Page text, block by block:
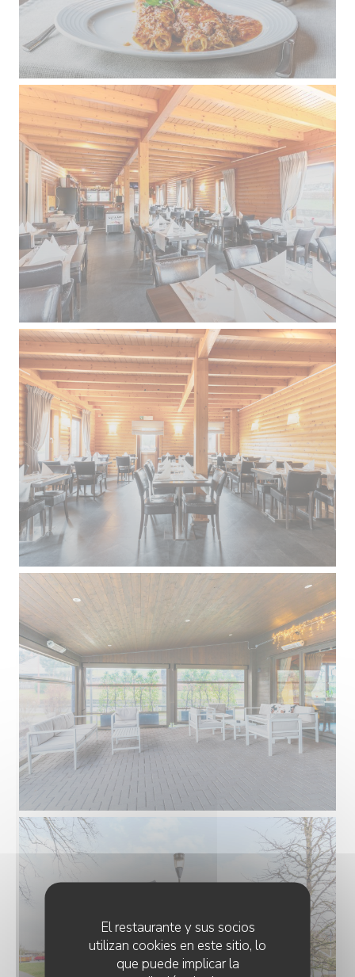
El restaurante y sus socios
utilizan cookies en este sitio, lo
que puede implicar la